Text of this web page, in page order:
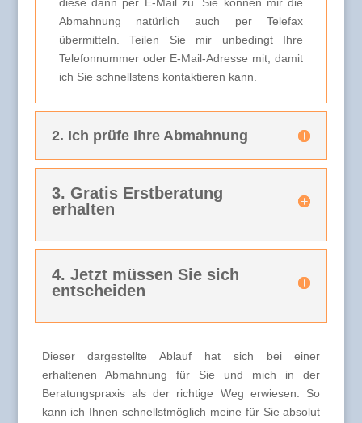
diese dann per E-Mail zu. Sie können mir die
Abmahnung natürlich auch per Telefax
übermitteln. Teilen Sie mir unbedingt Ihre
Telefonnummer oder E-Mail-Adresse mit, damit
ich Sie schnellstens kontaktieren kann.
2. Ich prüfe Ihre Abmahnung
3. Gratis Erstberatung
erhalten
4. Jetzt müssen Sie sich
entscheiden
Dieser dargestellte Ablauf hat sich bei einer
erhaltenen Abmahnung für Sie und mich in der
Beratungspraxis als der richtige Weg erwiesen. So
kann ich Ihnen schnellstmöglich meine für Sie absolut